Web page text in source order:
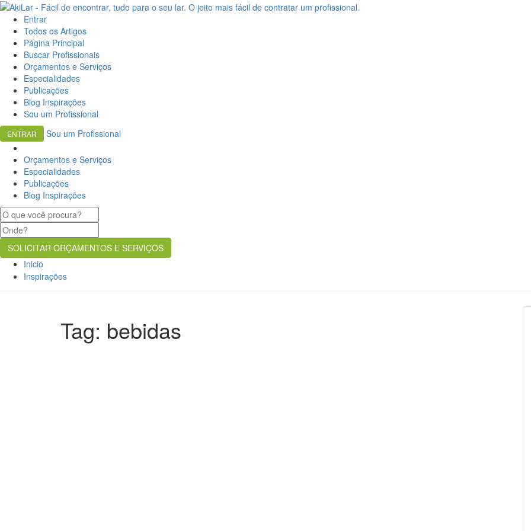
Entrar
Todos os Artigos
Página Principal
Buscar Profissionais
Orçamentos e Serviços
Especialidades
Publicações
Blog Inspirações
Sou um Profissional
ENTRAR Sou um Profissional
Orçamentos e Serviços
Especialidades
Publicações
Blog Inspirações
Inicio
Inspirações
Tag: bebidas